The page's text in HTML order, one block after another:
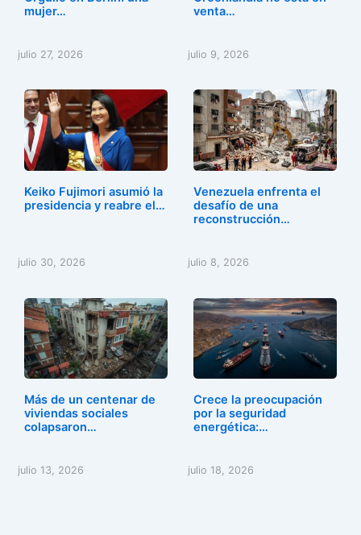
mujer…
julio 27, 2026
venta…
julio 9, 2026
Keiko Fujimori asumió la
presidencia y reabre el…
julio 30, 2026
Venezuela enfrenta el
desafío de una
reconstrucción…
julio 8, 2026
Más de un centenar de
viviendas sociales
colapsaron…
julio 13, 2026
Crece la preocupación
por la seguridad
energética:…
julio 18, 2026